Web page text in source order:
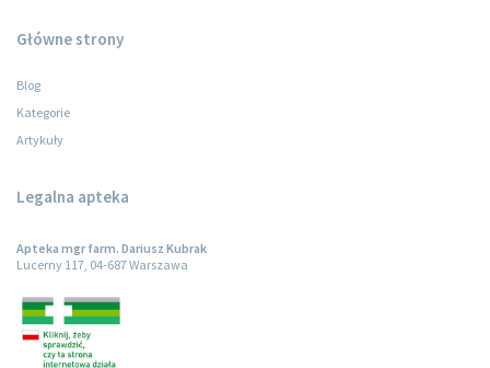
Główne strony
Blog
Kategorie
Artykuły
Legalna apteka
Apteka mgr farm. Dariusz Kubrak
Lucerny 117, 04-687 Warszawa